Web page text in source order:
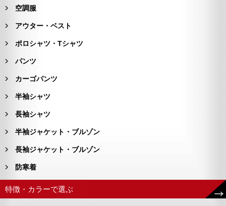
空調服
アウター・ベスト
ポロシャツ・Tシャツ
パンツ
カーゴパンツ
半袖シャツ
長袖シャツ
半袖ジャケット・ブルゾン
長袖ジャケット・ブルゾン
防寒着
特徴・カラーで選ぶ